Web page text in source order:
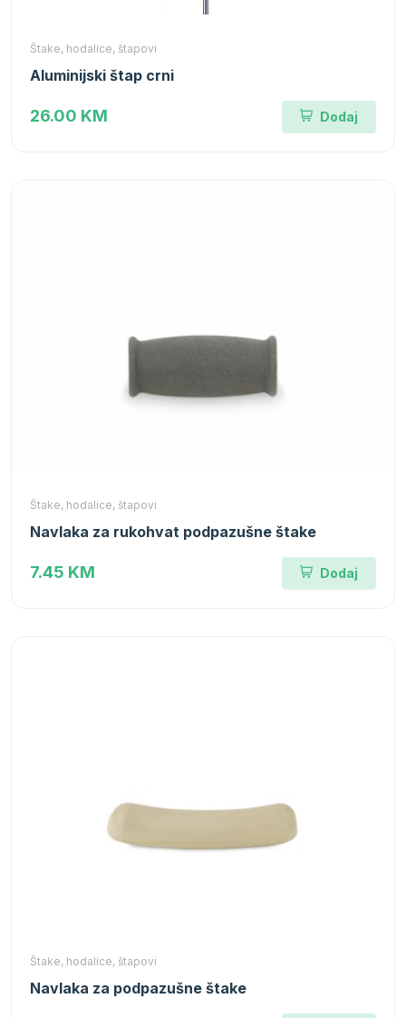
Štake, hodalice, štapovi
Aluminijski štap crni
26.00 KM Dodaj
Štake, hodalice, štapovi
Navlaka za rukohvat podpazušne štake
7.45 KM Dodaj
Štake, hodalice, štapovi
Navlaka za podpazušne štake